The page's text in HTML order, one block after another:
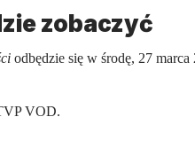
zobaczyć
odbędzie się w środę, 27
VOD.